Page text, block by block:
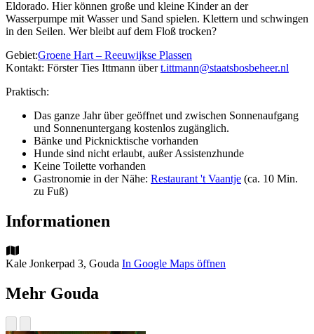
Eldorado. Hier können große und kleine Kinder an der
Wasserpumpe mit Wasser und Sand spielen. Klettern und schwingen
in den Seilen. Wer bleibt auf dem Floß trocken?
Gebiet:Groene Hart – Reeuwijkse Plassen
Kontakt: Förster Ties Ittmann übert.ittmann@staatsbosbeheer.nl
Praktisch:
Das ganze Jahr über geöffnet und zwischen Sonnenaufgang
und Sonnenuntergang kostenlos zugänglich.
Bänke und Picknicktische vorhanden
Hunde sind nicht erlaubt, außer Assistenzhunde
Keine Toilette vorhanden
Gastronomie in der Nähe: Restaurant 't Vaantje (ca. 10 Min.
zu Fuß)
Informationen
Kale Jonkerpad 3, Gouda In Google Maps öffnen
Mehr Gouda